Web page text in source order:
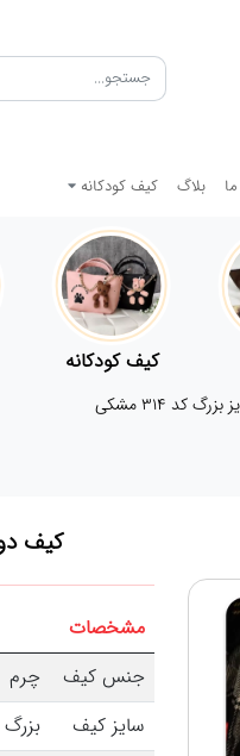
بلاگ کیف کودکانه
کیف کودکانه
کد 314 مشکی
کیف
مشخصات
جنس کیف
چرم
سایز کیف
بزرگ